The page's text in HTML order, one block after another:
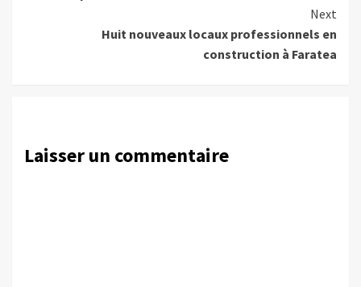
Next
Huit nouveaux locaux professionnels en
construction à Faratea
Laisser un commentaire